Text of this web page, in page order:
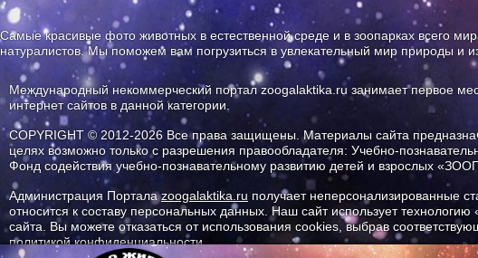
Самые красивые фото животных в естественной среде и в зоопарках всего
натуралистов. Мы поможем вам погрузиться в увлекательный мир природы и
Международный некоммерческий портал zoogalaktika.ru занимает первое
интернет сайтов в данной категории.
COPYRIGHT © 2012-2026 Все права защищены. Материалы сайта
целях возможно только с разрешения правообладателя: Учебно-
Фонд содействия учебно-познавательному развитию детей и взрослых
Администрация Порталаzoogalaktika.ru получает неперсонализированные
относится к составу персональных данных. Наш сайт использует
сайта. Вы можете отказаться от использования cookies, выбрав
политикой конфиденциальности.